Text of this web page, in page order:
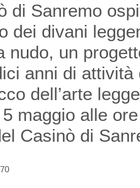
di Sanremo
dei divani
nudo, un
anni di
dell’arte
maggio alle
Casinò di